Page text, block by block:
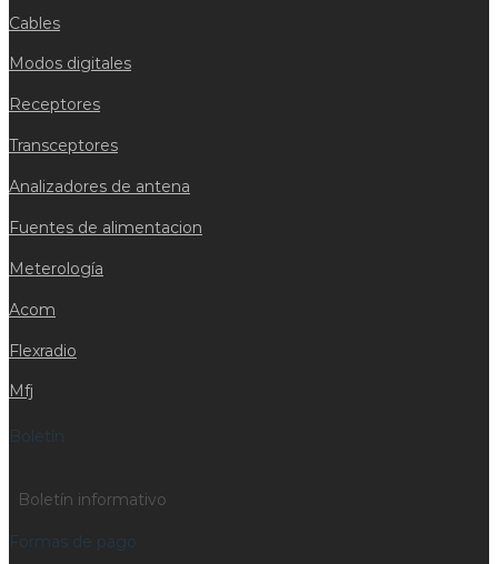
Cables
Modos digitales
Receptores
Transceptores
Analizadores de antena
Fuentes de alimentacion
Meterología
Acom
Flexradio
Mfj
Boletín
Boletín informativo
Formas de pago